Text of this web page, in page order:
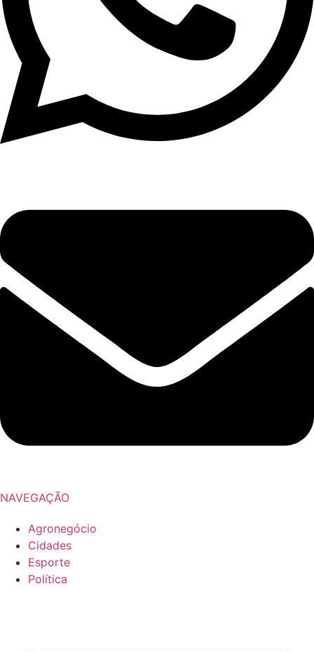
NAVEGAÇÃO
Agronegócio
Cidades
Esporte
Política